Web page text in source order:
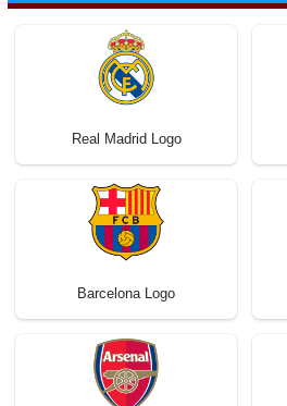
Real Madrid Logo
Barcelona Logo